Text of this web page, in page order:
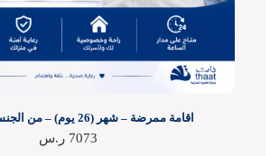
اقامة ممرضة – شهر (26 يوم) – من الجنسية الإفريقية
7073 ر.س